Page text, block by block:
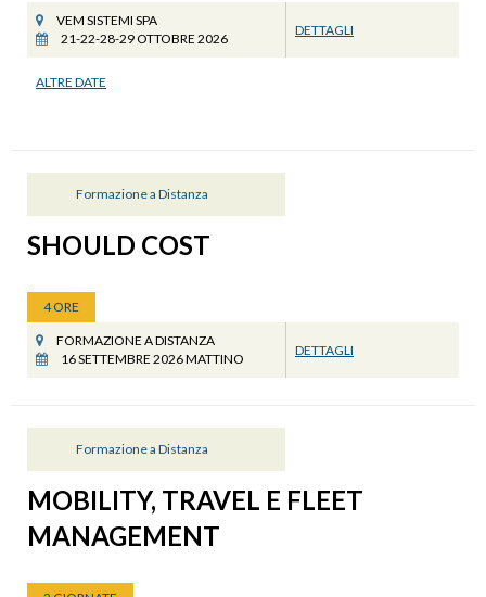
VEM SISTEMI SPA
21-22-28-29 OTTOBRE 2026
DETTAGLI
ALTRE DATE
Formazione a Distanza
SHOULD COST
4 ORE
FORMAZIONE A DISTANZA
16 SETTEMBRE 2026 MATTINO
DETTAGLI
Formazione a Distanza
MOBILITY, TRAVEL E FLEET
MANAGEMENT